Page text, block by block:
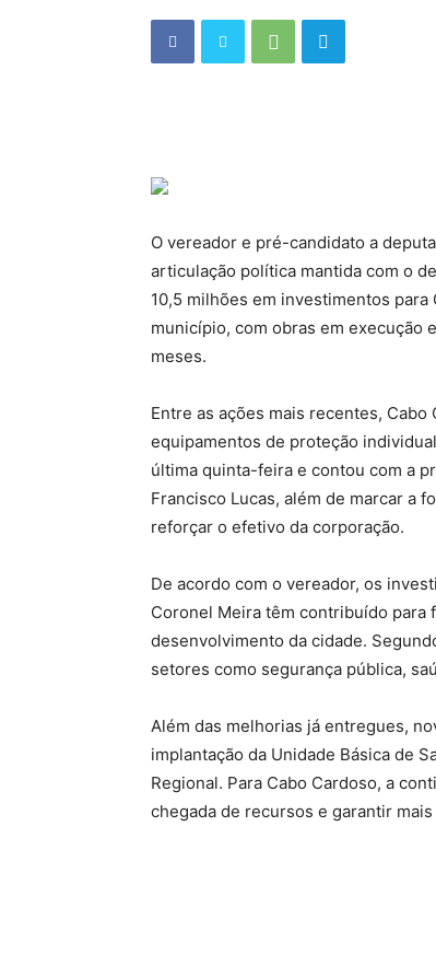
O vereador e pré-candidato a
articulação política mantida com o
10,5 milhões em investimentos
município, com obras em execução
meses.
Entre as ações mais recentes,
equipamentos de proteção
última quinta-feira e contou com a
Francisco Lucas, além de marcar a
reforçar o efetivo da corporação.
De acordo com o vereador, os
Coronel Meira têm contribuído
desenvolvimento da cidade.
setores como segurança pública,
Além das melhorias já entregues,
implantação da Unidade Básica de
Regional. Para Cabo Cardoso, a
chegada de recursos e garantir